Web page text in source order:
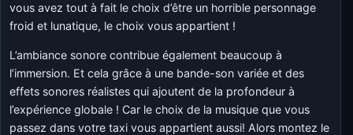
vous avez tout à fait le choix d’être un horrible personnage
froid et lunatique, le choix vous appartient !
L’ambiance sonore contribue également beaucoup à
l’immersion. Et cela grâce à une bande-son variée et des
effets sonores réalistes qui ajoutent de la profondeur à
l’expérience globale ! Car le choix de la musique que vous
passez dans votre taxi vous appartient aussi! Alors montez le